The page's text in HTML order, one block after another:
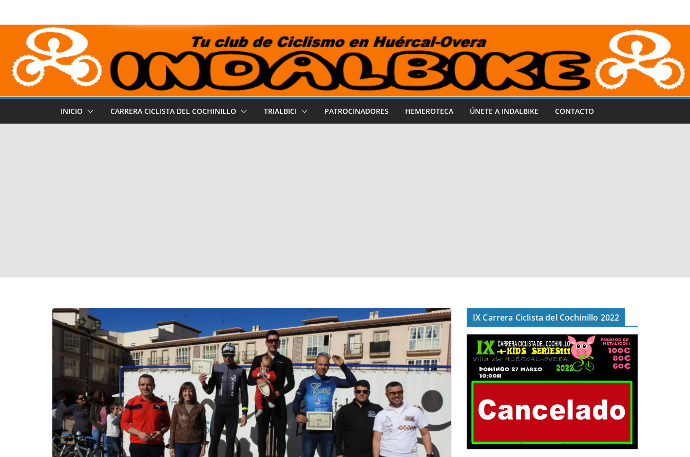
contenido
INICIO CARRERA CICLISTA DEL COCHINILLO TRIALBICI PATROCINADORES HEMEROTECA ÚNETE A INDALBIKE CONTACTO
IX Carrera Ciclista del Cochinillo 2022